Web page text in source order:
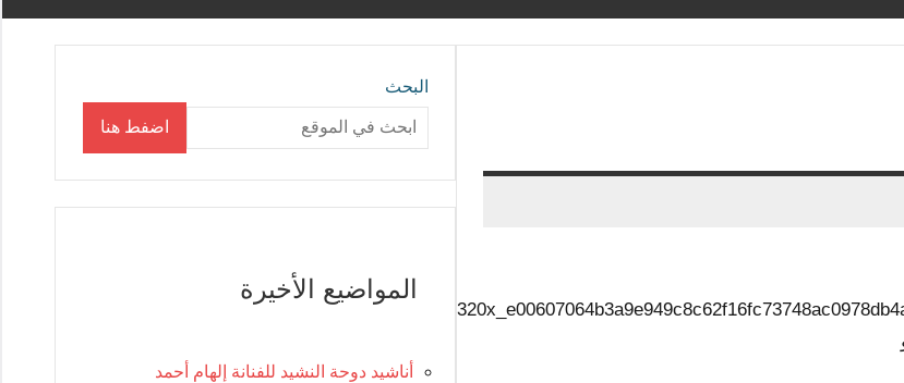
البحث
اضفط هنا
المواضيع الأخيرة
أناشيد دوحة النشيد للفنانة إلهام أحمد